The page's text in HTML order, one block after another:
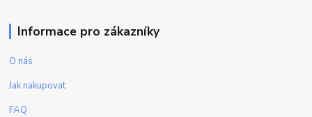
Informace pro zákazníky
O nás
Jak nakupovat
FAQ